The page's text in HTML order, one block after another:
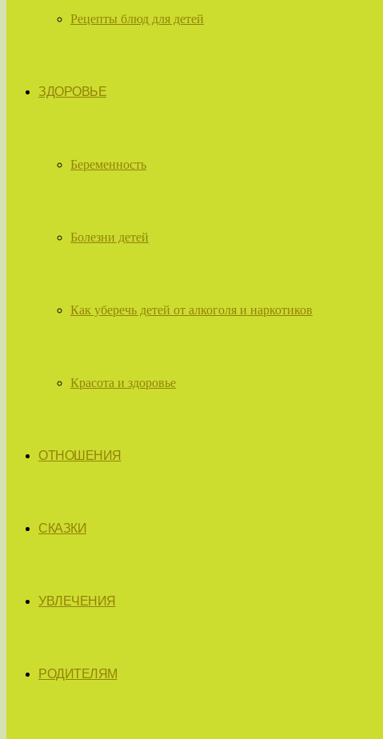
Рецепты блюд для детей
ЗДОРОВЬЕ
Беременность
Болезни детей
Как уберечь детей от алкоголя и наркотиков
Красота и здоровье
ОТНОШЕНИЯ
СКАЗКИ
УВЛЕЧЕНИЯ
РОДИТЕЛЯМ